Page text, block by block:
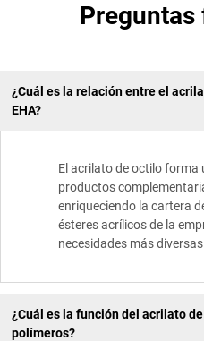
¿Cuál es la relación entre el
EHA?
El acrilato de octilo forma
productos
enriqueciendo la cartera
ésteres acrílicos de la
necesidades más
¿Cuál es la función del acrilato
polímeros?